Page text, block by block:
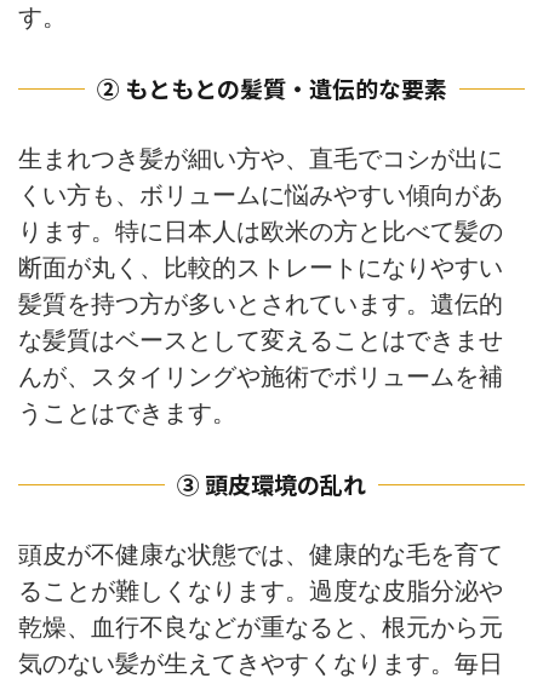
す。
② もともとの髪質・遺伝的な要素
生まれつき髪が細い方や、直毛でコシが出に
くい方も、ボリュームに悩みやすい傾向があ
ります。特に日本人は欧米の方と比べて髪の
断面が丸く、比較的ストレートになりやすい
髪質を持つ方が多いとされています。遺伝的
な髪質はベースとして変えることはできませ
んが、スタイリングや施術でボリュームを補
うことはできます。
③ 頭皮環境の乱れ
頭皮が不健康な状態では、健康的な毛を育て
ることが難しくなります。過度な皮脂分泌や
乾燥、血行不良などが重なると、根元から元
気のない髪が生えてきやすくなります。毎日